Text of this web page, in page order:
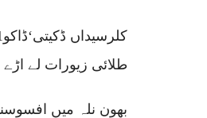
طلائی زیورات لے اڑے
بھون نلہ میں